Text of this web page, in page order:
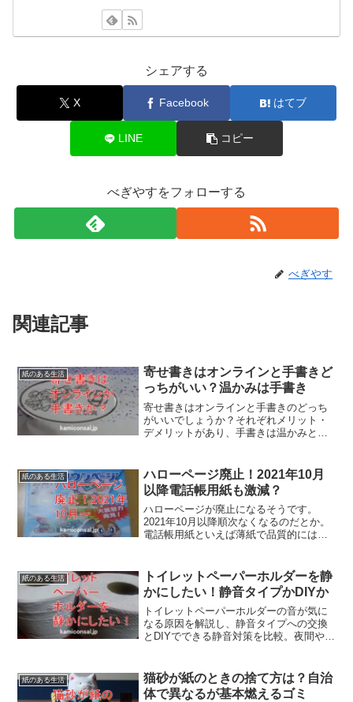
シェアする
X Facebook はてブ
LINE コピー
べぎやすをフォローする
べぎやす
関連記事
紙のある生活
寄せ書きはオンラインと手書きど
っちがいい？温かみは手書き
寄せ書きはオンラインと手書きのどっち
がいいでしょうか？それぞれメリット・
デメリットがあり、手書きは温かみと個
手書きのどちらにするかは目的や状況に
応じて最適な方法を選びましょう。
紙のある生活
ハローページ廃止！2021年10月
以降電話帳用紙も激減？
ハローページが廃止になるそうです。
2021年10月以降順次なくなるのだとか。
電話帳用紙といえば薄紙で品質的には難
し、個人情報の問題もありハローページ
廃止は時代の流れなのでしょう。
紙のある生活
トイレットペーパーホルダーを静
かにしたい！静音タイプかDIYか
トイレットペーパーホルダーの音が気に
なる原因を解説し、静音タイプへの交換
とDIYでできる静音対策を比較。夜間や集
すく紹介。トイレットペーパーホルダ
ー、うまく静かにして下さい！
紙のある生活
猫砂が紙のときの捨て方は？自治
体で異なるが基本燃えるゴミ